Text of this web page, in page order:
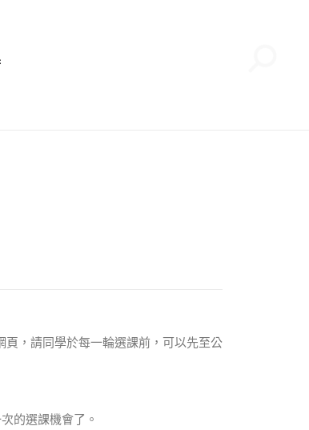
，請同學於每一輪選課前，可以先至公
的選課機會了。